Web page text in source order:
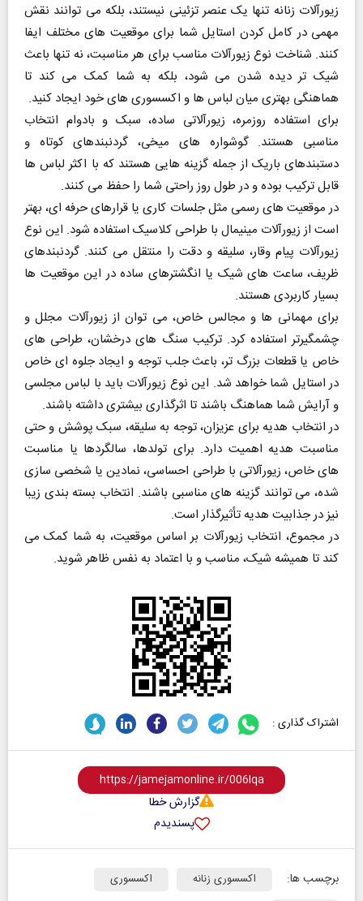
زیورآلات زنانه تنها یک عنصر تزئینی نیستند، بلکه می‌ توانند نقش
مهمی در کامل کردن استایل شما برای موقعیت‌ های مختلف ایفا
کنند. شناخت نوع زیورآلات مناسب برای هر مناسبت، نه‌ تنها باعث
شیک‌ تر دیده‌ شدن می‌ شود، بلکه به‌ شما کمک می‌ کند تا
هماهنگی بهتری میان لباس‌ ها و اکسسوری‌ های خود ایجاد کنید.
برای استفاده‌ روزمره، زیورآلاتی ساده، سبک و بادوام انتخاب
مناسبی هستند. گوشواره‌ های میخی، گردنبندهای کوتاه و
دستبندهای باریک از جمله گزینه‌ هایی هستند که با اکثر لباس‌ ها
قابل ترکیب بوده و در طول روز راحتی شما را حفظ می‌ کنند.
در موقعیت‌ های رسمی مثل جلسات کاری یا قرارهای حرفه‌ ای، بهتر
است از زیورآلات مینیمال با طراحی کلاسیک استفاده شود. این نوع
زیورآلات پیام وقار، سلیقه و دقت را منتقل می‌ کنند. گردنبندهای
ظریف، ساعت‌ های شیک یا انگشترهای ساده در این موقعیت‌ ها
بسیار کاربردی هستند.
برای مهمانی‌ ها و مجالس خاص، می‌ توان از زیورآلات مجلل و
چشمگیرتر استفاده کرد. ترکیب سنگ‌ های درخشان، طراحی‌ های
خاص یا قطعات بزرگ‌ تر، باعث جلب توجه و ایجاد جلوه‌ ای خاص
در استایل شما خواهد شد. این نوع زیورآلات باید با لباس مجلسی
و آرایش شما هماهنگ باشند تا اثرگذاری بیشتری داشته باشند.
در انتخاب هدیه برای عزیزان، توجه به سلیقه، سبک پوشش و حتی
مناسبت هدیه اهمیت دارد. برای تولدها، سالگردها یا مناسبت‌
های خاص، زیورآلاتی با طراحی احساسی، نمادین یا شخصی‌ سازی‌
شده، می‌ توانند گزینه‌ های مناسبی باشند. انتخاب بسته‌ بندی زیبا
نیز در جذابیت هدیه تأثیرگذار است.
در مجموع، انتخاب زیورآلات بر اساس موقعیت، به شما کمک می‌
کند تا همیشه شیک، مناسب و با اعتماد به‌ نفس ظاهر شوید.
اشتراک گذاری :
گزارش خطا
پسندیدم
برچسب ها: اکسسوری زنانه
اکسسوری